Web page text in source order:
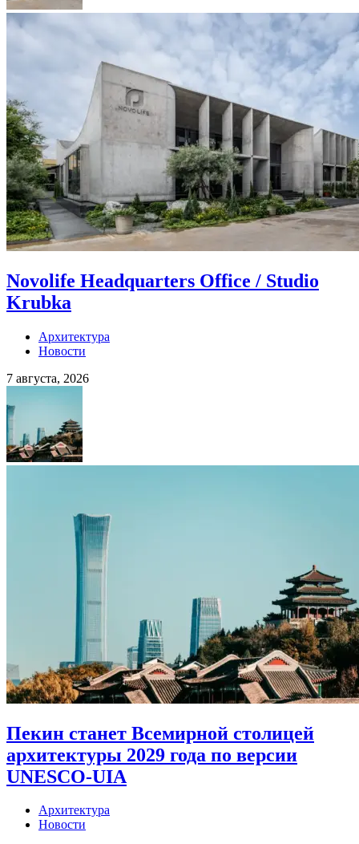
Novolife Headquarters Office / Studio
Krubka
Архитектура
Новости
7 августа, 2026
Пекин станет Всемирной столицей
архитектуры 2029 года по версии
UNESCO-UIA
Архитектура
Новости